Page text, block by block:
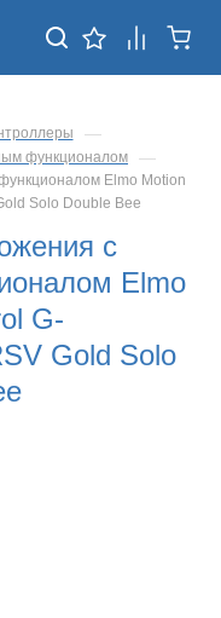
—
функционалом —
Elmo Motion
Solo Double Bee
с
Elmo
G-
Gold Solo